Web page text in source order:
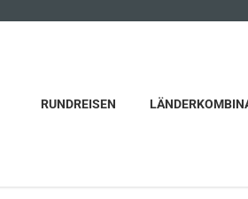
RUNDREISEN